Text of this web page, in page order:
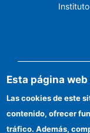
Esta página
Las cookies de este
contenido, ofrecer
tráfico. Además,